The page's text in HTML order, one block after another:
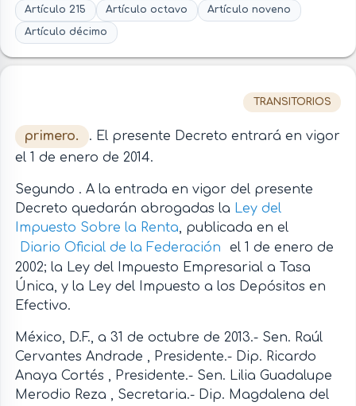
Artículo 215 Artículo octavo
Artículo noveno
Artículo décimo
TRANSITORIOS
primero.
. El presente Decreto entrará en vigor
el 1 de enero de 2014.
Segundo . A la entrada en vigor del presente
Decreto quedarán abrogadas la Ley del
Impuesto Sobre la Renta, publicada en el
Diario Oficial de la Federación
el 1 de enero de
2002; la Ley del Impuesto Empresarial a Tasa
Única, y la Ley del Impuesto a los Depósitos en
Efectivo.
México, D.F., a 31 de octubre de 2013.- Sen. Raúl
Cervantes Andrade , Presidente.- Dip. Ricardo
Anaya Cortés , Presidente.- Sen. Lilia Guadalupe
Merodio Reza , Secretaria.- Dip. Magdalena del